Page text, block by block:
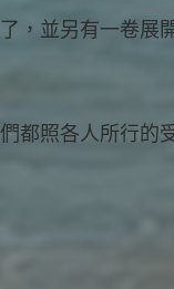
，並另有一卷展
都照各人所行的